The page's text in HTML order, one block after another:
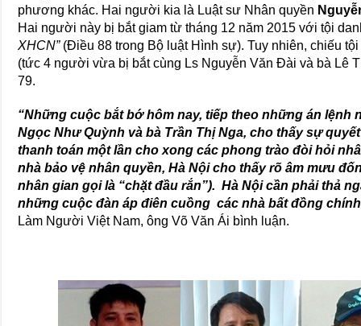
phương khác. Hai người kia là Luật sư Nhân quyền
Hai người này bị bắt giam từ tháng 12 năm 2015 với tội
XHCN”(Điều 88 trong Bộ luật Hình sự). Tuy nhiên, chiếu
(tức 4 người vừa bị bắt cùng Ls Nguyễn Văn Đài và bà Lê
79.
“Những cuộc bắt bớ hôm nay, tiếp theo những án lệnh
Ngọc Như Quỳnh và bà Trần Thị Nga, cho thấy sự
thanh toán một lần cho xong các phong trào đòi hỏi
nhà bảo vệ nhân quyền, Hà Nội cho thấy rõ âm mưu
nhân gian gọi là “chặt đầu rắn”). Hà Nội cần phải thả
những cuộc đàn áp điên cuồng các nhà bất đồng
Làm Người Việt Nam, ông Võ Văn Ái bình luận.